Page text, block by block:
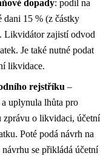
dopady: podíl na
dani 15 % (z částky
Likvidátor zajistí odvod
Je také nutné podat
likvidace.
rejstříku –
uplynula lhůta pro
zprávu o likvidaci, účetní
Poté podá návrh na
se přikládá účetní